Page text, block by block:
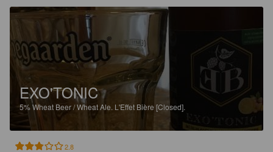
EXO'TONIC
5%Wheat Beer / Wheat Ale. L'Effet Bière [Closed].
2.8